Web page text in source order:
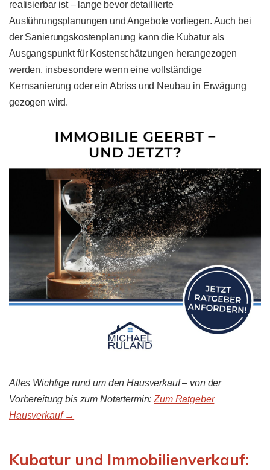
realisierbar ist – lange bevor detaillierte
Ausführungsplanungen und Angebote vorliegen. Auch bei
der Sanierungskostenplanung kann die Kubatur als
Ausgangspunkt für Kostenschätzungen herangezogen
werden, insbesondere wenn eine vollständige
Kernsanierung oder ein Abriss und Neubau in Erwägung
gezogen wird.
Alles Wichtige rund um den Hausverkauf – von der
Vorbereitung bis zum Notartermin:Zum Ratgeber
Hausverkauf →
Kubatur und Immobilienverkauf: